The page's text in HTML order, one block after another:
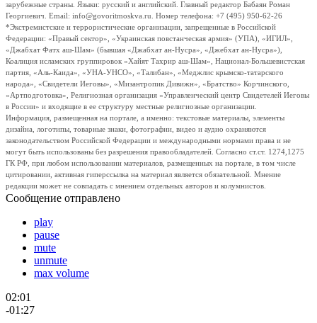
зарубежные страны. Языки: русский и английский. Главный редактор Бабаян Роман
Георгиевич. Email: info@govoritmoskva.ru. Номер телефона: +7 (495) 950-62-26
*Экстремистские и террористические организации, запрещенные в Российской
Федерации: «Правый сектор», «Украинская повстанческая армия» (УПА), «ИГИЛ»,
«Джабхат Фатх аш-Шам» (бывшая «Джабхат ан-Нусра», «Джебхат ан-Нусра»),
Коалиция исламских группировок «Хайят Тахрир аш-Шам», Национал-Большевистская
партия, «Аль-Каида», «УНА-УНСО», «Талибан», «Меджлис крымско-татарского
народа», «Свидетели Иеговы», «Мизантропик Дивижн», «Братство» Корчинского,
«Артподготовка», Религиозная организация «Управленческий центр Свидетелей Иеговы
в России» и входящие в ее структуру местные религиозные организации.
Информация, размещенная на портале, а именно: текстовые материалы, элементы
дизайна, логотипы, товарные знаки, фотографии, видео и аудио охраняются
законодательством Российской Федерации и международными нормами права и не
могут быть использованы без разрешения правообладателей. Согласно ст.ст. 1274,1275
ГК РФ, при любом использовании материалов, размещенных на портале, в том числе
цитировании, активная гиперссылка на материал является обязательной. Мнение
редакции может не совпадать с мнением отдельных авторов и колумнистов.
Сообщение отправлено
play
pause
mute
unmute
max volume
02:01
-01:27